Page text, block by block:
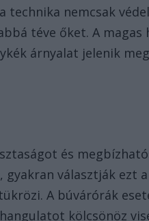
technika nemcsak
téve őket. A magas
árnyalat jelenik
és
, gyakran választják ezt
A búvárórák
kölcsönöz